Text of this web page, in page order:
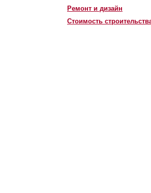
Ремонт и дизайн
Стоимость